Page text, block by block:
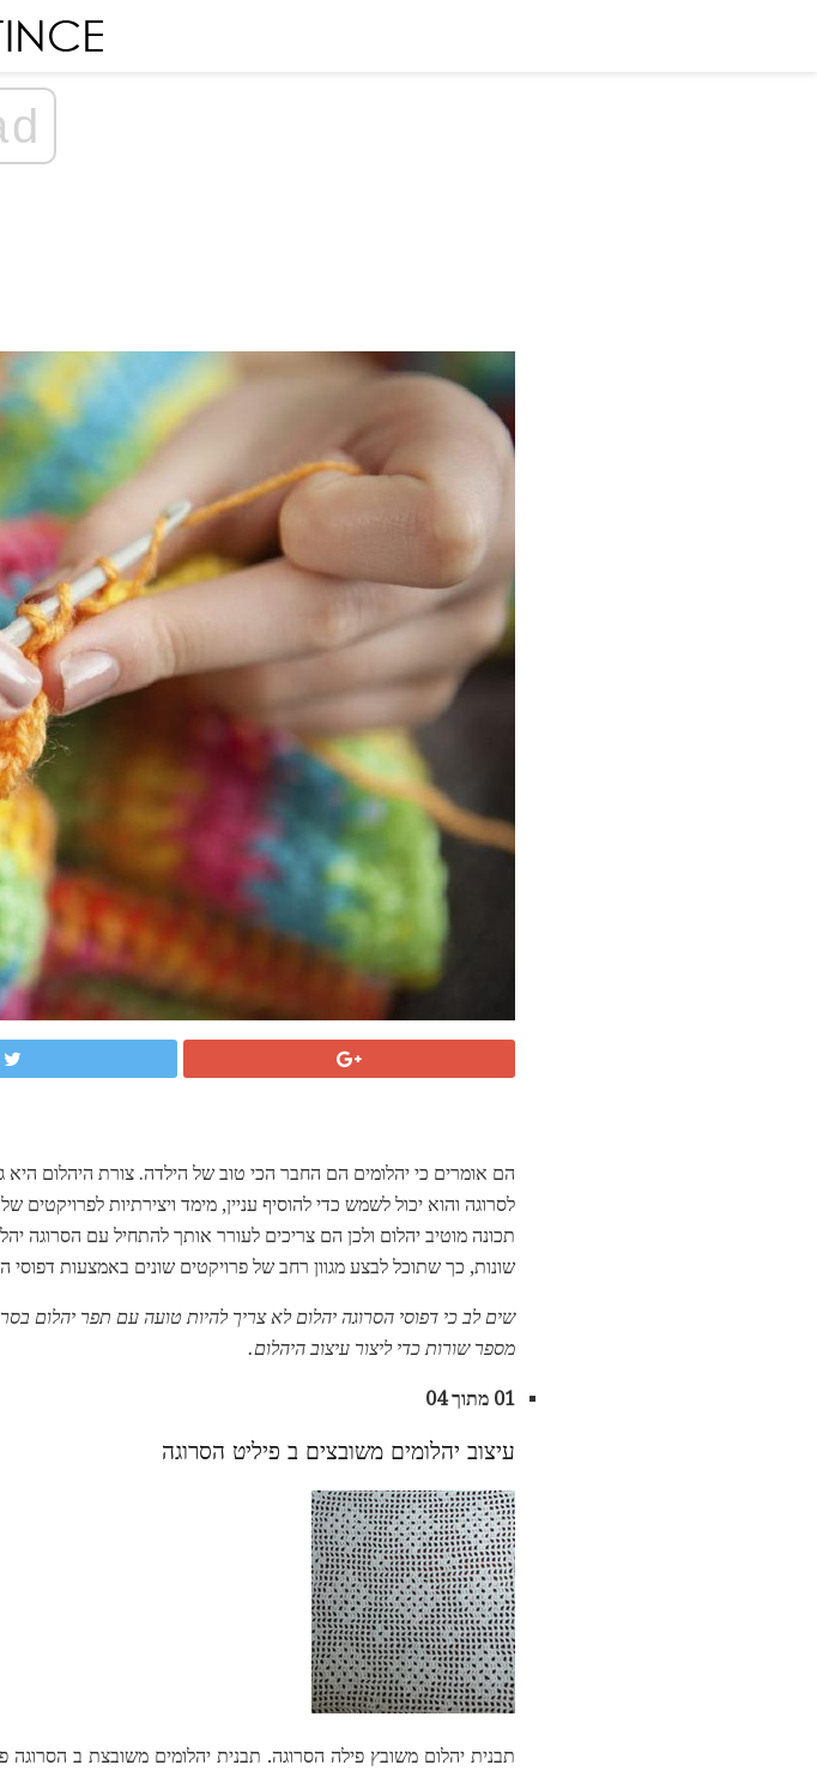
הם אומרים כי יהלומים הם החבר הכי טוב של הילדה. צורת היהלום
לסרוגה והוא יכול לשמש כדי להוסיף עניין, מימד ויצירתיות
תכונה מוטיב יהלום ולכן הם צריכים לעורר אותך להתחיל עם הסרוגה
שונות, כך שתוכל לבצע מגוון רחב של פרויקטים שונים באמצעות דפוסי
שים לב כי דפוסי הסרוגה יהלום לא צריך להיות טועה עם תפר יהלום
מספר שורות כדי ליצור עיצוב היהלום.
01 מתוך 04
עיצוב יהלומים משובצים ב פיליט הסרוגה
תבנית יהלום משובץ פילה הסרוגה. תבנית יהלומים משובצת ב הסרוגה